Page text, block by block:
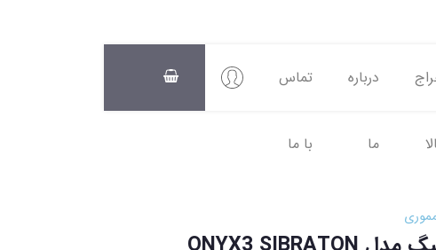
درباره
ما
تماس
با ما